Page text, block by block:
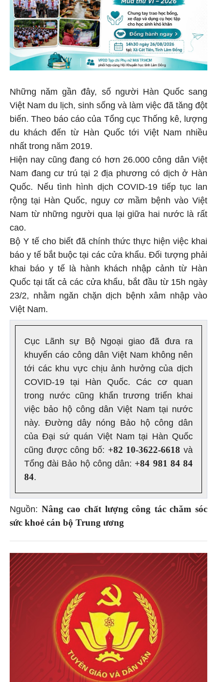
Những năm gần đây, số người Hàn Quốc sang
Việt Nam du lịch, sinh sống và làm việc đã tăng đột
biến. Theo báo cáo của Tổng cục Thống kê, lượng
du khách đến từ Hàn Quốc tới Việt Nam nhiều
nhất trong năm 2019.
Hiện nay cũng đang có hơn 26.000 công dân Việt
Nam đang cư trú tại 2 địa phương có dịch ở Hàn
Quốc. Nếu tình hình dịch COVID-19 tiếp tục lan
rộng tại Hàn Quốc, nguy cơ mầm bệnh vào Việt
Nam từ những người qua lại giữa hai nước là rất
cao.
Bộ Y tế cho biết đã chính thức thực hiện việc khai
báo y tế bắt buộc tại các cửa khẩu. Đối tượng phải
khai báo y tế là hành khách nhập cảnh từ Hàn
Quốc tại tất cả các cửa khẩu, bắt đầu từ 15h ngày
23/2, nhằm ngăn chặn dịch bệnh xâm nhập vào
Việt Nam.
Cục Lãnh sự Bộ Ngoại giao đã đưa ra
khuyến cáo công dân Việt Nam không nên
tới các khu vực chịu ảnh hưởng của dịch
COVID-19 tại Hàn Quốc. Các cơ quan
trong nước cũng khẩn trương triển khai
việc bảo hộ công dân Việt Nam tại nước
này. Đường dây nóng Bảo hộ công dân
của Đại sứ quán Việt Nam tại Hàn Quốc
cũng được công bố: +82 10-3622-6618 và
Tổng đài Bảo hộ công dân: +84 981 84 84
84.
Nguồn: Nâng cao chất lượng công tác chăm sóc
sức khoẻ cán bộ Trung ương